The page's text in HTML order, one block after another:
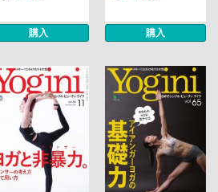
購入 購入